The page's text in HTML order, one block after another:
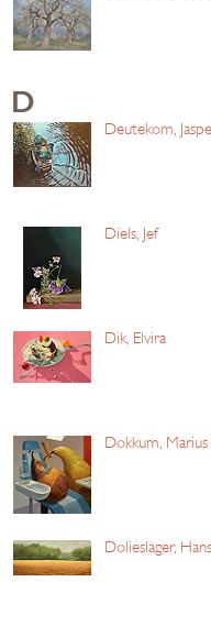
D
Deutekom,
Diels, Jef
Dik, Elvira
Dokkum, Marius
Dolieslager, Hans